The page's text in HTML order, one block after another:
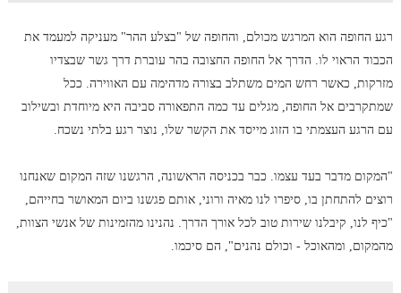
רגע החופה הוא המרגש מכולם, והחופה של "בצלע ההר" מעניקה למעמד את
הכבוד הראוי לו. הדרך אל החופה החצובה בהר עוברת דרך גשר שבצדיו
מזרקות, כאשר רחש המים משתלב בצורה מדהימה עם האווירה. ככל
שמתקרבים אל החופה, מגלים עד כמה התפאורה סביבה היא מיוחדת ובשילוב
עם הרגע העצמתי בו הזוג מייסד את הקשר שלו, נוצר רגע בלתי נשכח.
"המקום מדבר בעד עצמו. כבר בכניסה הראשונה, הרגשנו שזה המקום שאנחנו
רוצים להתחתן בו, סיפרו לנו מאיה ורוני, אותם פגשנו ביום המאושר בחייהם,
"כיף לנו, קיבלנו שירות טוב לכל אורך הדרך. נהנינו מהזמינות של אנשי הצוות,
מהמקום, ומהאוכל - וכולם נהנים", הם סיכמו.